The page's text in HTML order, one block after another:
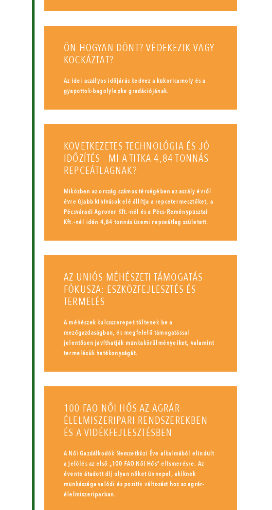
ÖN HOGYAN DÖNT? VÉDEKEZIK VAGY
KOCKÁZTAT?
Az idei aszályos időjárás kedvez a kukoricamoly és a
gyapottok-bagolylepke gradációjának.
KÖVETKEZETES TECHNOLÓGIA ÉS JÓ
IDŐZÍTÉS - MI A TITKA 4,84 TONNÁS
REPCEÁTLAGNAK?
Miközben az ország számos térségében az aszály évről
évre újabb kihívások elé állítja a repcetermesztőket, a
Pécsváradi Agrover Kft.-nél és a Pécs-Reménypusztai
Kft.-nél idén 4,84 tonnás üzemi repceátlag született.
AZ UNIÓS MÉHÉSZETI TÁMOGATÁS
FÓKUSZA: ESZKÖZFEJLESZTÉS ÉS
TERMELÉS
A méhészek kulcsszerepet töltenek be a
mezőgazdaságban, és megfelelő támogatással
jelentősen javíthatják munkakörülményeiket, valamint
termelésük hatékonyságát.
100 FAO NŐI HŐS AZ AGRÁR-
ÉLELMISZERIPARI RENDSZEREKBEN
ÉS A VIDÉKFEJLESZTÉSBEN
A Női Gazdálkodók Nemzetközi Éve alkalmából elindult
a jelölés az első „100 FAO Női Hős” elismerésre. Az
évente átadott díj olyan nőket ünnepel, akiknek
munkássága valódi és pozitív változást hoz az agrár-
élelmiszeriparban.